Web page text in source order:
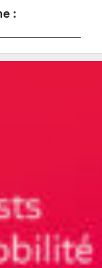
: